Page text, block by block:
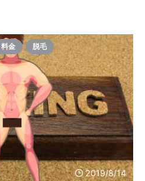
2019/8/14
料金 脱毛